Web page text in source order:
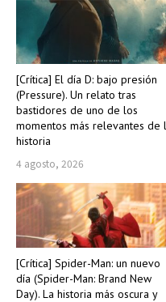
[Crítica] El día D: bajo presión
(Pressure). Un relato tras
bastidores de uno de los
momentos más relevantes de
historia
4 agosto, 2026
[Crítica] Spider-Man: un nuevo
día (Spider-Man: Brand New
Day). La historia más oscura y